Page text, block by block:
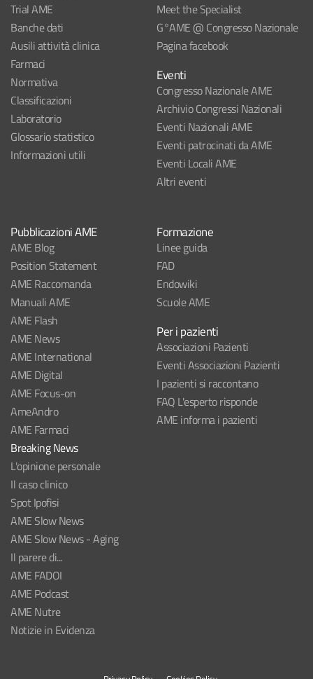
Trial AME
Banche dati
Ausili attività clinica
Farmaci
Normativa
Classificazioni
Laboratorio
Glossario statistico
Informazioni utili
Meet the Specialist
G°AME @ Congresso Nazionale
Pagina facebook
Eventi
Congresso Nazionale AME
Archivio Congressi Nazionali
Eventi Nazionali AME
Eventi patrocinati da AME
Eventi Locali AME
Altri eventi
Pubblicazioni AME
AME Blog
Position Statement
AME Raccomanda
Manuali AME
AME Flash
AME News
AME International
AME Digital
AME Focus-on
AmeAndro
AME Farmaci
Breaking News
L'opinione personale
Il caso clinico
Spot Ipofisi
AME Slow News
AME Slow News - Aging
Il parere di...
AME FADOI
AME Podcast
AME Nutre
Notizie in Evidenza
Formazione
Linee guida
FAD
Endowiki
Scuole AME
Per i pazienti
Associazioni Pazienti
Eventi Associazioni Pazienti
I pazienti si raccontano
FAQ L'esperto risponde
AME informa i pazienti